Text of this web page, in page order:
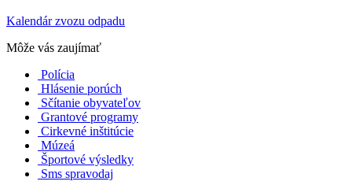
Kalendár zvozu odpadu
Môže vás zaujímať
Polícia
Hlásenie porúch
Sčítanie obyvateľov
Grantové programy
Cirkevné inštitúcie
Múzeá
Športové výsledky
Sms spravodaj